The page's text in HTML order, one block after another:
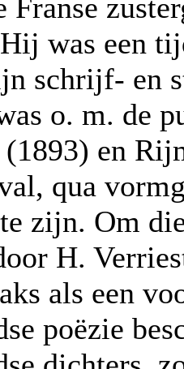
Franse
was een
schrijf- en
o. m. de
en
qua
zijn. Om
H.
als een
poëzie